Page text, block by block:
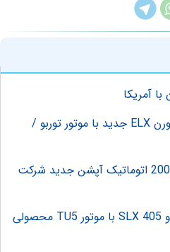
آمریکا
معرفی و مشخصات کامل سورن ELX جدید با موتور توربو /
معرفی و مشخصات سراتو 2000 اتوماتیک آپشن جدید شرکت
معرفی و مشخصات کامل پژو 405 SLX با موتور TU5 محصولی